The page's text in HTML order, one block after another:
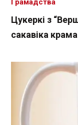
Цукеркі з
сакавіка
Грамадства